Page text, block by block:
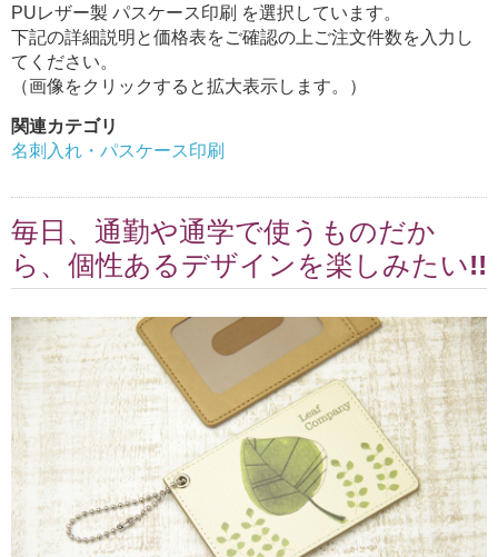
PUレザー製 パスケース印刷 を選択しています。
下記の詳細説明と価格表をご確認の上ご注文件数を入力し
てください。
（画像をクリックすると拡大表示します。）
関連カテゴリ
名刺入れ・パスケース印刷
毎日、通勤や通学で使うものだか
ら、個性あるデザインを楽しみたい!!